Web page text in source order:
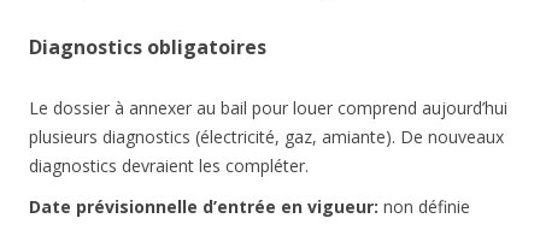
Diagnostics obligatoires
Le dossier à annexer au bail pour louer comprend aujourd’hui
plusieurs diagnostics (électricité, gaz, amiante). De nouveaux
diagnostics devraient les compléter.
Date prévisionnelle d’entrée en vigueur: non définie